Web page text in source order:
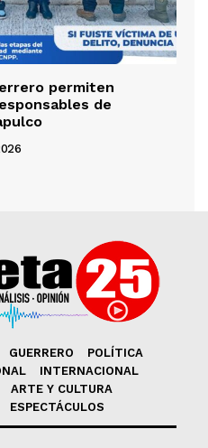
permiten
de
GUERRERO
POLÍTICA
INTERNACIONAL
ARTE Y CULTURA
ESPECTÁCULOS